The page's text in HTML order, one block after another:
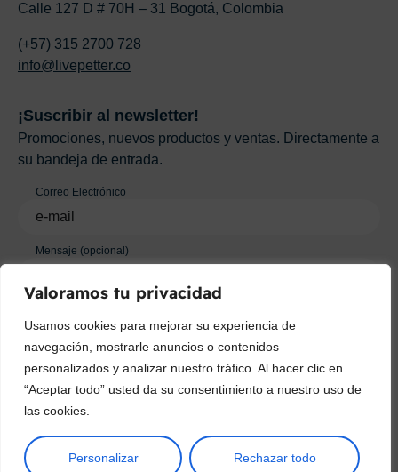
Valoramos tu privacidad
Usamos cookies para mejorar su experiencia de
navegación, mostrarle anuncios o contenidos
personalizados y analizar nuestro tráfico. Al hacer clic en
“Aceptar todo” usted da su consentimiento a nuestro uso de
las cookies.
Personalizar Rechazar todo
Calle 127 D # 70H – 31 Bogotá, Colombia
(+57) 315 2700 728
info@livepetter.co
Copyright © 2025 ¦ livepetter: Todos los derechos reservados.
¡Suscribir al newsletter!
Promociones, nuevos productos y ventas. Directamente a
su bandeja de entrada.
Correo Electrónico
Mensaje (opcional)
Suscribir